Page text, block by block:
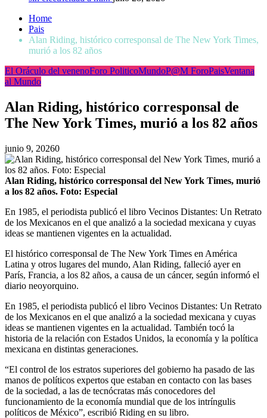
Home
Pais
Alan Riding, histórico corresponsal de The New York Times,
murió a los 82 años
El Oráculo del venenoForo PoliticoMundoP@M ForoPaisVentana
al Mundo
Alan Riding, histórico corresponsal de
The New York Times, murió a los 82 años
junio 9, 20260
Alan Riding, histórico corresponsal del New York Times, murió
a los 82 años. Foto: Especial
En 1985, el periodista publicó el libro Vecinos Distantes: Un Retrato
de los Mexicanos en el que analizó a la sociedad mexicana y cuyas
ideas se mantienen vigentes en la actualidad.
El histórico corresponsal de The New York Times en América
Latina y otros lugares del mundo, Alan Riding, falleció ayer en
París, Francia, a los 82 años, a causa de un cáncer, según informó el
diario neoyorquino.
En 1985, el periodista publicó el libro Vecinos Distantes: Un Retrato
de los Mexicanos en el que analizó a la sociedad mexicana y cuyas
ideas se mantienen vigentes en la actualidad. También tocó la
historia de la relación con Estados Unidos, la economía y la política
mexicana en distintas generaciones.
“El control de los estratos superiores del gobierno ha pasado de las
manos de políticos expertos que estaban en contacto con las bases
de la sociedad, a las de tecnócratas más conocedores del
funcionamiento de la economía mundial que de los intríngulis
políticos de México”, escribió Riding en su libro.